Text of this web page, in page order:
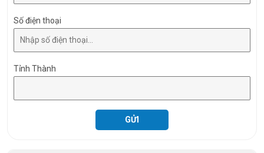
Số điện thoại
Tỉnh Thành